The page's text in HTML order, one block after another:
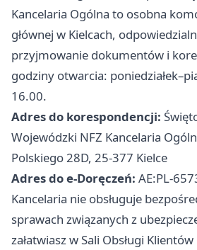
Kancelaria Ogólna to osobna
głównej w Kielcach,
przyjmowanie dokumentów i
godziny otwarcia:
16.00.
Adres do korespondencji:
Wojewódzki NFZ Kancelaria
Polskiego 28D, 25-377 Kielce
Adres do e-Doręczeń: AE:PL-
Kancelaria nie obsługuje
sprawach związanych z
załatwiasz w Sali Obsługi